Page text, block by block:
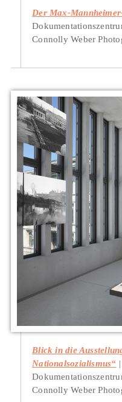
Der Max-
Connolly Weber
Blick in die
Nationalsozialismus“
Connolly Weber